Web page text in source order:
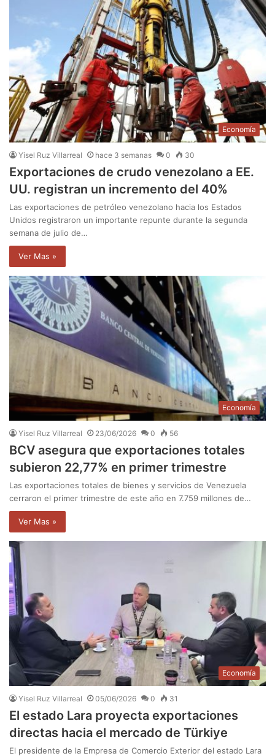
Economía
Yisel Ruz Villarreal hace 3 semanas 0 30
Exportaciones de crudo venezolano a EE.
UU. registran un incremento del 40%
Las exportaciones de petróleo venezolano hacia los Estados
Unidos registraron un importante repunte durante la segunda
semana de julio de…
Ver Mas »
Economía
Yisel Ruz Villarreal 23/06/2026 0 56
BCV asegura que exportaciones totales
subieron 22,77% en primer trimestre
Las exportaciones totales de bienes y servicios de Venezuela
cerraron el primer trimestre de este año en 7.759 millones de…
Ver Mas »
Economía
Yisel Ruz Villarreal 05/06/2026 0 31
El estado Lara proyecta exportaciones
directas hacia el mercado de Türkiye
El presidente de la Empresa de Comercio Exterior del estado Lara